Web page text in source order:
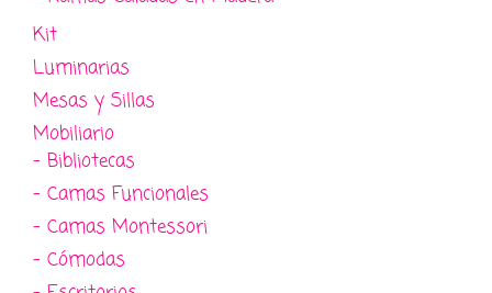
Kit
Luminarias
Mesas y Sillas
Mobiliario
- Bibliotecas
- Camas Funcionales
- Camas Montessori
- Cómodas